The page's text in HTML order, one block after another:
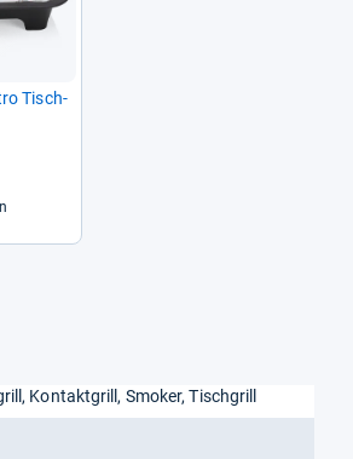
Tisch­
Kontaktgrill, Smoker, Tischgrill